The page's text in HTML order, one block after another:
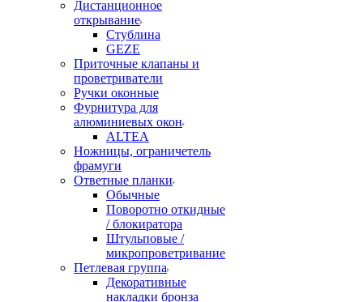
Дистанционное
открывание
Стублина
GEZE
Приточные клапаны и
проветриватели
Ручки оконные
Фурнитура для
алюминиевых окон
ALTEA
Ножницы, ограничетель
фрамуги
Ответные планки
Обычные
Поворотно откидные
/ блокиратора
Штульповые /
микропроветривание
Петлевая группа
Декоративные
накладки бронза